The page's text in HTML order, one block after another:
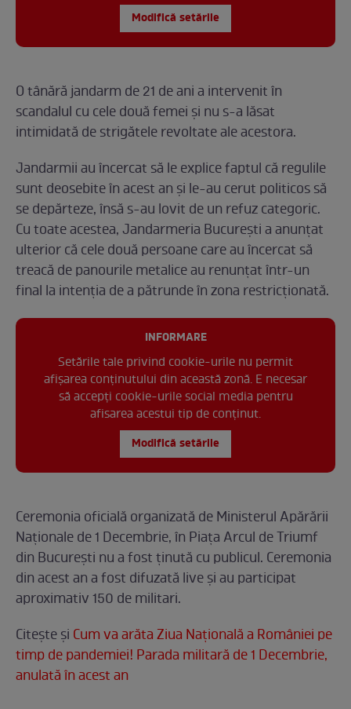
Modifică setările
O tânără jandarm de 21 de ani a intervenit în
scandalul cu cele două femei și nu s-a lăsat
intimidată de strigătele revoltate ale acestora.
Jandarmii au încercat să le explice faptul că regulile
sunt deosebite în acest an și le-au cerut politicos să
se depărteze, însă s-au lovit de un refuz categoric.
Cu toate acestea, Jandarmeria București a anunțat
ulterior că cele două persoane care au încercat să
treacă de panourile metalice au renunțat într-un
final la intenția de a pătrunde în zona restricționată.
INFORMARE
Setările tale privind cookie-urile nu permit
afișarea conținutului din această zonă. E necesar
să accepți cookie-urile social media pentru
afisarea acestui tip de conținut.
Modifică setările
Ceremonia oficială organizată de Ministerul Apărării
Naționale de 1 Decembrie, în Piaţa Arcul de Triumf
din Bucureşti nu a fost ținută cu publicul. Ceremonia
din acest an a fost difuzată live și au participat
aproximativ 150 de militari.
Citește și Cum va arăta Ziua Națională a României pe
timp de pandemiei! Parada militară de 1 Decembrie,
anulată în acest an